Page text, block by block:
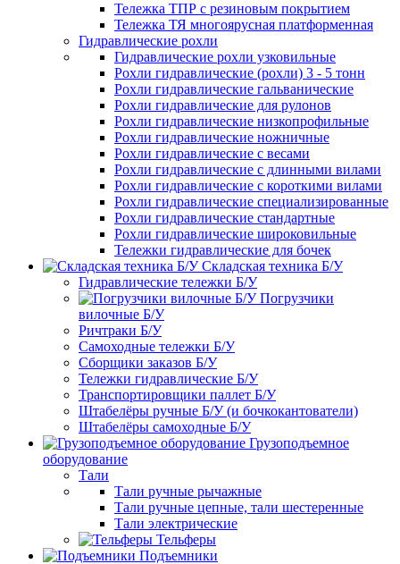
Тележка ТПР с резиновым покрытием
Тележка ТЯ многоярусная платформенная
Гидравлические рохли
Гидравлические рохли узковильные
Рохли гидравлические (рохли) 3 - 5 тонн
Рохли гидравлические гальванические
Рохли гидравлические для рулонов
Рохли гидравлические низкопрофильные
Рохли гидравлические ножничные
Рохли гидравлические с весами
Рохли гидравлические с длинными вилами
Рохли гидравлические с короткими вилами
Рохли гидравлические специализированные
Рохли гидравлические стандартные
Рохли гидравлические широковильные
Тележки гидравлические для бочек
Складская техника Б/У
Гидравлические тележки Б/У
Погрузчики
вилочные Б/У
Ричтраки Б/У
Самоходные тележки Б/У
Сборщики заказов Б/У
Тележки гидравлические Б/У
Транспортировщики паллет Б/У
Штабелёры ручные Б/У (и бочкокантователи)
Штабелёры самоходные Б/У
Грузоподъемное
оборудование
Тали
Тали ручные рычажные
Тали ручные цепные, тали шестеренные
Тали электрические
Тельферы
Подъемники